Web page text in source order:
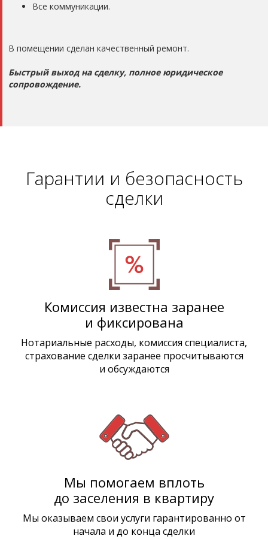
Все коммуникации.
В помещении сделан качественный ремонт.
Быстрый выход на сделку, полное юридическое
сопровождение.
Гарантии и безопасность
сделки
Комиссия известна заранее
и фиксирована
Нотариальные расходы, комиссия специалиста,
страхование сделки заранее просчитываются
и обсуждаются
Мы помогаем вплоть
до заселения в квартиру
Мы оказываем свои услуги гарантированно от
начала и до конца сделки